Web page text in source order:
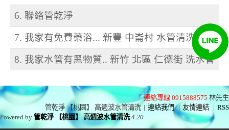
6. 聯絡管乾淨
7. 我家有免費藥浴... 新豐 中崙村 水管清洗
8. 我家水管有黑物質.. 新竹 北區 仁德街 洗水管
連絡專線 0915888575 林先生
管乾淨 【桃園】 高週波水管清洗 | 連絡我們 | 友情連結 | RSS
Powered by管乾淨 【桃園】 高週波水管清洗 4.20